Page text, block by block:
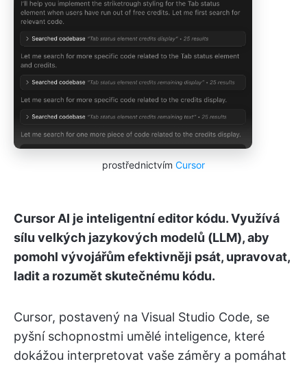
prostřednictvím Cursor
Cursor AI je inteligentní editor kódu. Využívá
sílu velkých jazykových modelů (LLM), aby
pomohl vývojářům efektivněji psát, upravovat,
ladit a rozumět skutečnému kódu.
Cursor, postavený na Visual Studio Code, se
pyšní schopnostmi umělé inteligence, které
dokážou interpretovat vaše záměry a pomáhat